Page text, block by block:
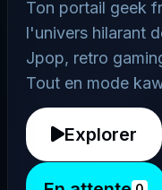
Ton portail geek
l'univers hilarant
Jpop, retro
Tout en mode
Explorer